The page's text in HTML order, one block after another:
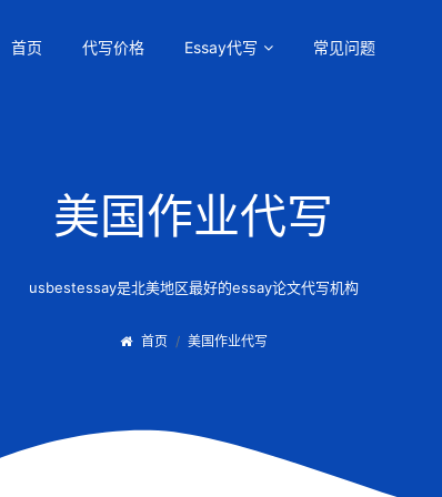
首页 代写价格 Essay代写 常见问题
美国作业代写
usbestessay是北美地区最好的essay论文代写机构
首页 美国作业代写